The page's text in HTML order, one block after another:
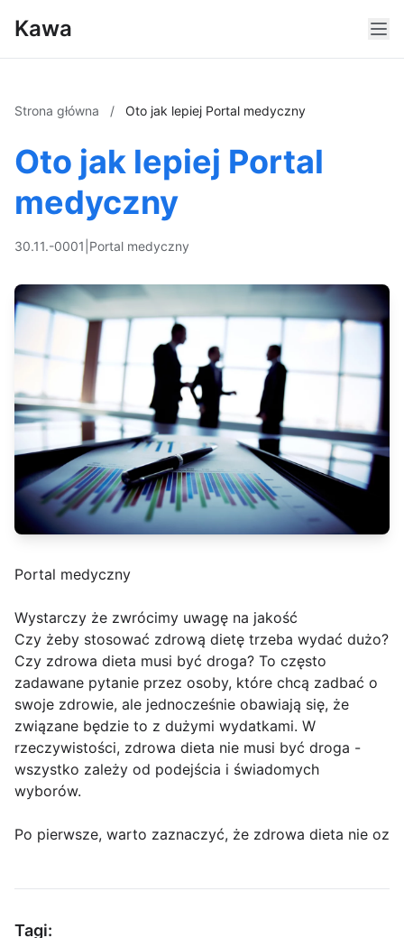
Kawa
Strona główna / Oto jak lepiej Portal medyczny
Oto jak lepiej Portal
medyczny
30.11.-0001 Portal medyczny
Portal medyczny
Wystarczy że zwrócimy uwagę na jakość
Czy żeby stosować zdrową dietę trzeba wydać dużo?
Czy zdrowa dieta musi być droga? To często
zadawane pytanie przez osoby, które chcą zadbać o
swoje zdrowie, ale jednocześnie obawiają się, że
związane będzie to z dużymi wydatkami. W
rzeczywistości, zdrowa dieta nie musi być droga -
wszystko zależy od podejścia i świadomych
wyborów.
Po pierwsze, warto zaznaczyć, że zdrowa dieta nie oz
Tagi: